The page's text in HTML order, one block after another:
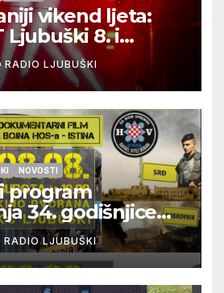
vikend ljeta:
Ljubuški 8. i
RADIO LJUBUŠKI
NOVOSTI
program
34. godišnjice
Blaža
osmorice
a
RADIO LJUBUŠKI